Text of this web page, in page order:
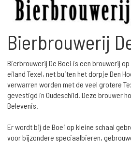
Bierbrouwerij
Bierbrouwerij De Boei is een brouwerij
eiland Texel, net buiten het dorpje Den
verwarren worden met de veel grotere
gevestigd in Oudeschild. Deze brouwer
Belevenis.
Er wordt bij de Boei op kleine schaal
voor bijzondere speciaalbieren,